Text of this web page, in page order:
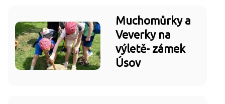
Muchomůrky a
Veverky na
výletě- zámek
Úsov